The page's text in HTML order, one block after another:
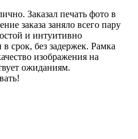
Заказал печать фото в
заказа заняло всего пару
и интуитивно
срок, без задержек. Рамка
изображения на
ожиданиям.